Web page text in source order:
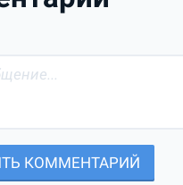
КОММЕНТАРИЙ